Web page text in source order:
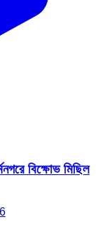
বিক্ষোভ মিছিল